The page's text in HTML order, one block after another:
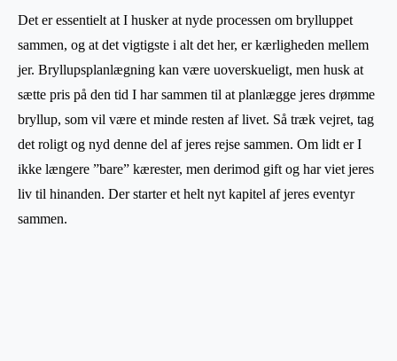
Det er essentielt at I husker at nyde processen om brylluppet
sammen, og at det vigtigste i alt det her, er kærligheden mellem
jer. Bryllupsplanlægning kan være uoverskueligt, men husk at
sætte pris på den tid I har sammen til at planlægge jeres drømme
bryllup, som vil være et minde resten af livet. Så træk vejret, tag
det roligt og nyd denne del af jeres rejse sammen. Om lidt er I
ikke længere ”bare” kærester, men derimod gift og har viet jeres
liv til hinanden. Der starter et helt nyt kapitel af jeres eventyr
sammen.